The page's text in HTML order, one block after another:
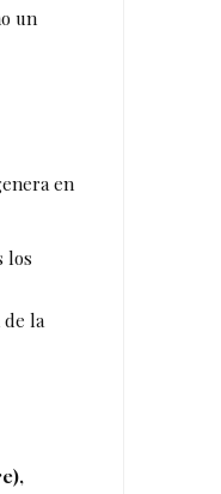
un
en
los
la